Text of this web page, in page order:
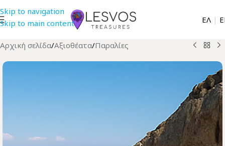
Skip to navigation
Skip to main content
EΛ |
Αρχική σελίδα/Αξιοθέατα/Παραλίες